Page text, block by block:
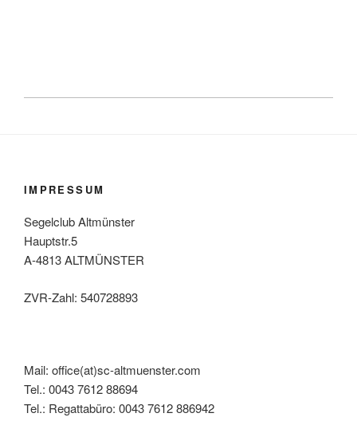
IMPRESSUM
Segelclub Altmünster
Hauptstr.5
A-4813 ALTMÜNSTER
ZVR-Zahl: 540728893
Mail: office(at)sc-altmuenster.com
Tel.: 0043 7612 88694
Tel.: Regattabüro: 0043 7612 886942